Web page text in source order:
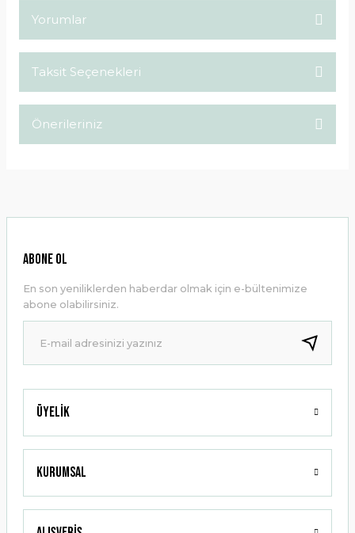
Yorumlar
Taksit Seçenekleri
Önerileriniz
Ürün resmi kalitesiz, bozuk veya görüntülenemiyor.
Ürün bilgilerinde hatalar bulunuyor.
Ürün fiyatı diğer sitelerden daha pahalı.
Bu ürüne benzer farklı alternatifler olmalı.
Gönder
Üyelik
Kurumsal
ABONE OL
En son yeniliklerden haberdar olmak için e-bültenimize
abone olabilirsiniz.